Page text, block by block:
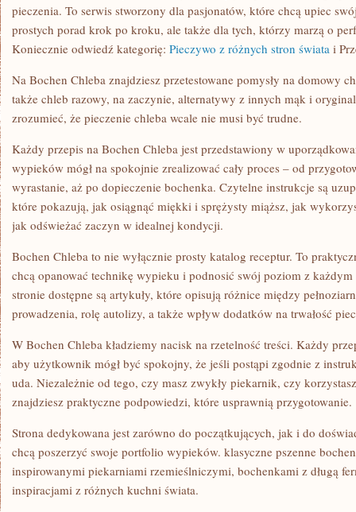
pieczenia. To serwis stworzony dla pasjonatów, które chcą upiec
prostych porad krok po kroku, ale także dla tych, którzy marzą o
Koniecznie odwiedź kategorię: Pieczywo z różnych stron świata i
Na Bochen Chleba znajdziesz przetestowane pomysły na domowy
także chleb razowy, na zaczynie, alternatywy z innych mąk i
zrozumieć, że pieczenie chleba wcale nie musi być trudne.
Każdy przepis na Bochen Chleba jest przedstawiony w
wypieków mógł na spokojnie zrealizować cały proces – od
wyrastanie, aż po dopieczenie bochenka. Czytelne instrukcje są
które pokazują, jak osiągnąć miękki i sprężysty miąższ, jak
jak odświeżać zaczyn w idealnej kondycji.
Bochen Chleba to nie wyłącznie prosty katalog receptur. To
chcą opanować technikę wypieku i podnosić swój poziom z
stronie dostępne są artykuły, które opisują różnice między
prowadzenia, rolę autolizy, a także wpływ dodatków na trwałość
W Bochen Chleba kładziemy nacisk na rzetelność treści. Każdy
aby użytkownik mógł być spokojny, że jeśli postąpi zgodnie z
uda. Niezależnie od tego, czy masz zwykły piekarnik, czy
znajdziesz praktyczne podpowiedzi, które usprawnią przygotowanie.
Strona dedykowana jest zarówno do początkujących, jak i do
chcą poszerzyć swoje portfolio wypieków. klasyczne pszenne
inspirowanymi piekarniami rzemieślniczymi, bochenkami z długą
inspiracjami z różnych kuchni świata.